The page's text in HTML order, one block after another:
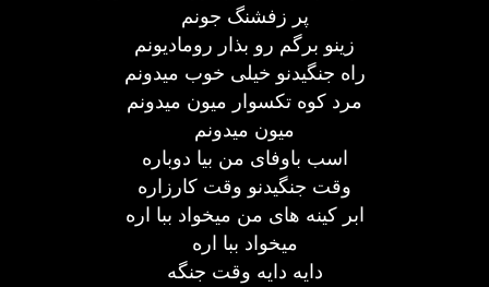
پر زفشنگ جونم
زینو برگم رو بذار رومادیونم
راه جنگیدنو خیلی خوب میدونم
مرد کوه تکسوار میون میدونم
میون میدونم
اسب باوفای من بیا دوباره
وقت جنگیدنو وقت کارزاره
ابر کینه های من میخواد ببا اره
میخواد ببا اره
دایه دایه وقت جنگه